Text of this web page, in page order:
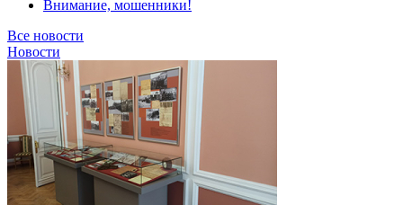
Внимание, мошенники!
Все новости
Новости